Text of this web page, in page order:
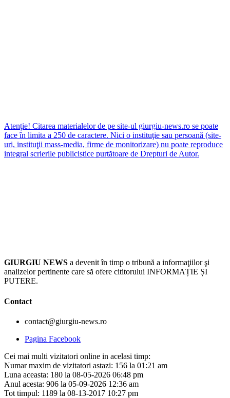
Atenție! Citarea materialelor de pe site-ul giurgiu-news.ro se poate
face în limita a 250 de caractere. Nici o instituţie sau persoană (site-
uri, instituţii mass-media, firme de monitorizare) nu poate reproduce
integral scrierile publicistice purtătoare de Drepturi de Autor.
GIURGIU NEWS a devenit în timp o tribună a informaţiilor şi
analizelor pertinente care să ofere cititorului INFORMAȚIE ȘI
PUTERE.
Contact
contact@giurgiu-news.ro
Pagina Facebook
Cei mai multi vizitatori online in acelasi timp:
Numar maxim de vizitatori astazi: 156 la 01:21 am
Luna aceasta: 180 la 08-05-2026 06:48 pm
Anul acesta: 906 la 05-09-2026 12:36 am
Tot timpul: 1189 la 08-13-2017 10:27 pm